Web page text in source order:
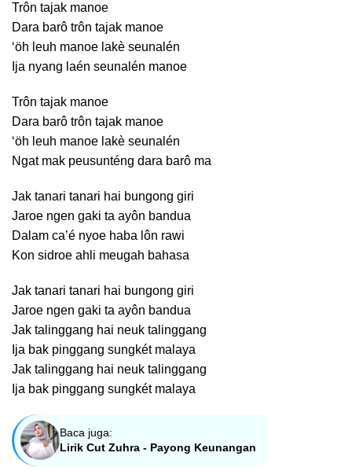
Trôn tajak manoe
Dara barô trôn tajak manoe
‘öh leuh manoe lakè seunalén
Ija nyang laén seunalén manoe
Trôn tajak manoe
Dara barô trôn tajak manoe
‘öh leuh manoe lakè seunalén
Ngat mak peusunténg dara barô ma
Jak tanari tanari hai bungong giri
Jaroe ngen gaki ta ayôn bandua
Dalam ca’é nyoe haba lôn rawi
Kon sidroe ahli meugah bahasa
Jak tanari tanari hai bungong giri
Jaroe ngen gaki ta ayôn bandua
Jak talinggang hai neuk talinggang
Ija bak pinggang sungkét malaya
Jak talinggang hai neuk talinggang
Ija bak pinggang sungkét malaya
Baca juga:
Lirik Cut Zuhra - Payong Keunangan